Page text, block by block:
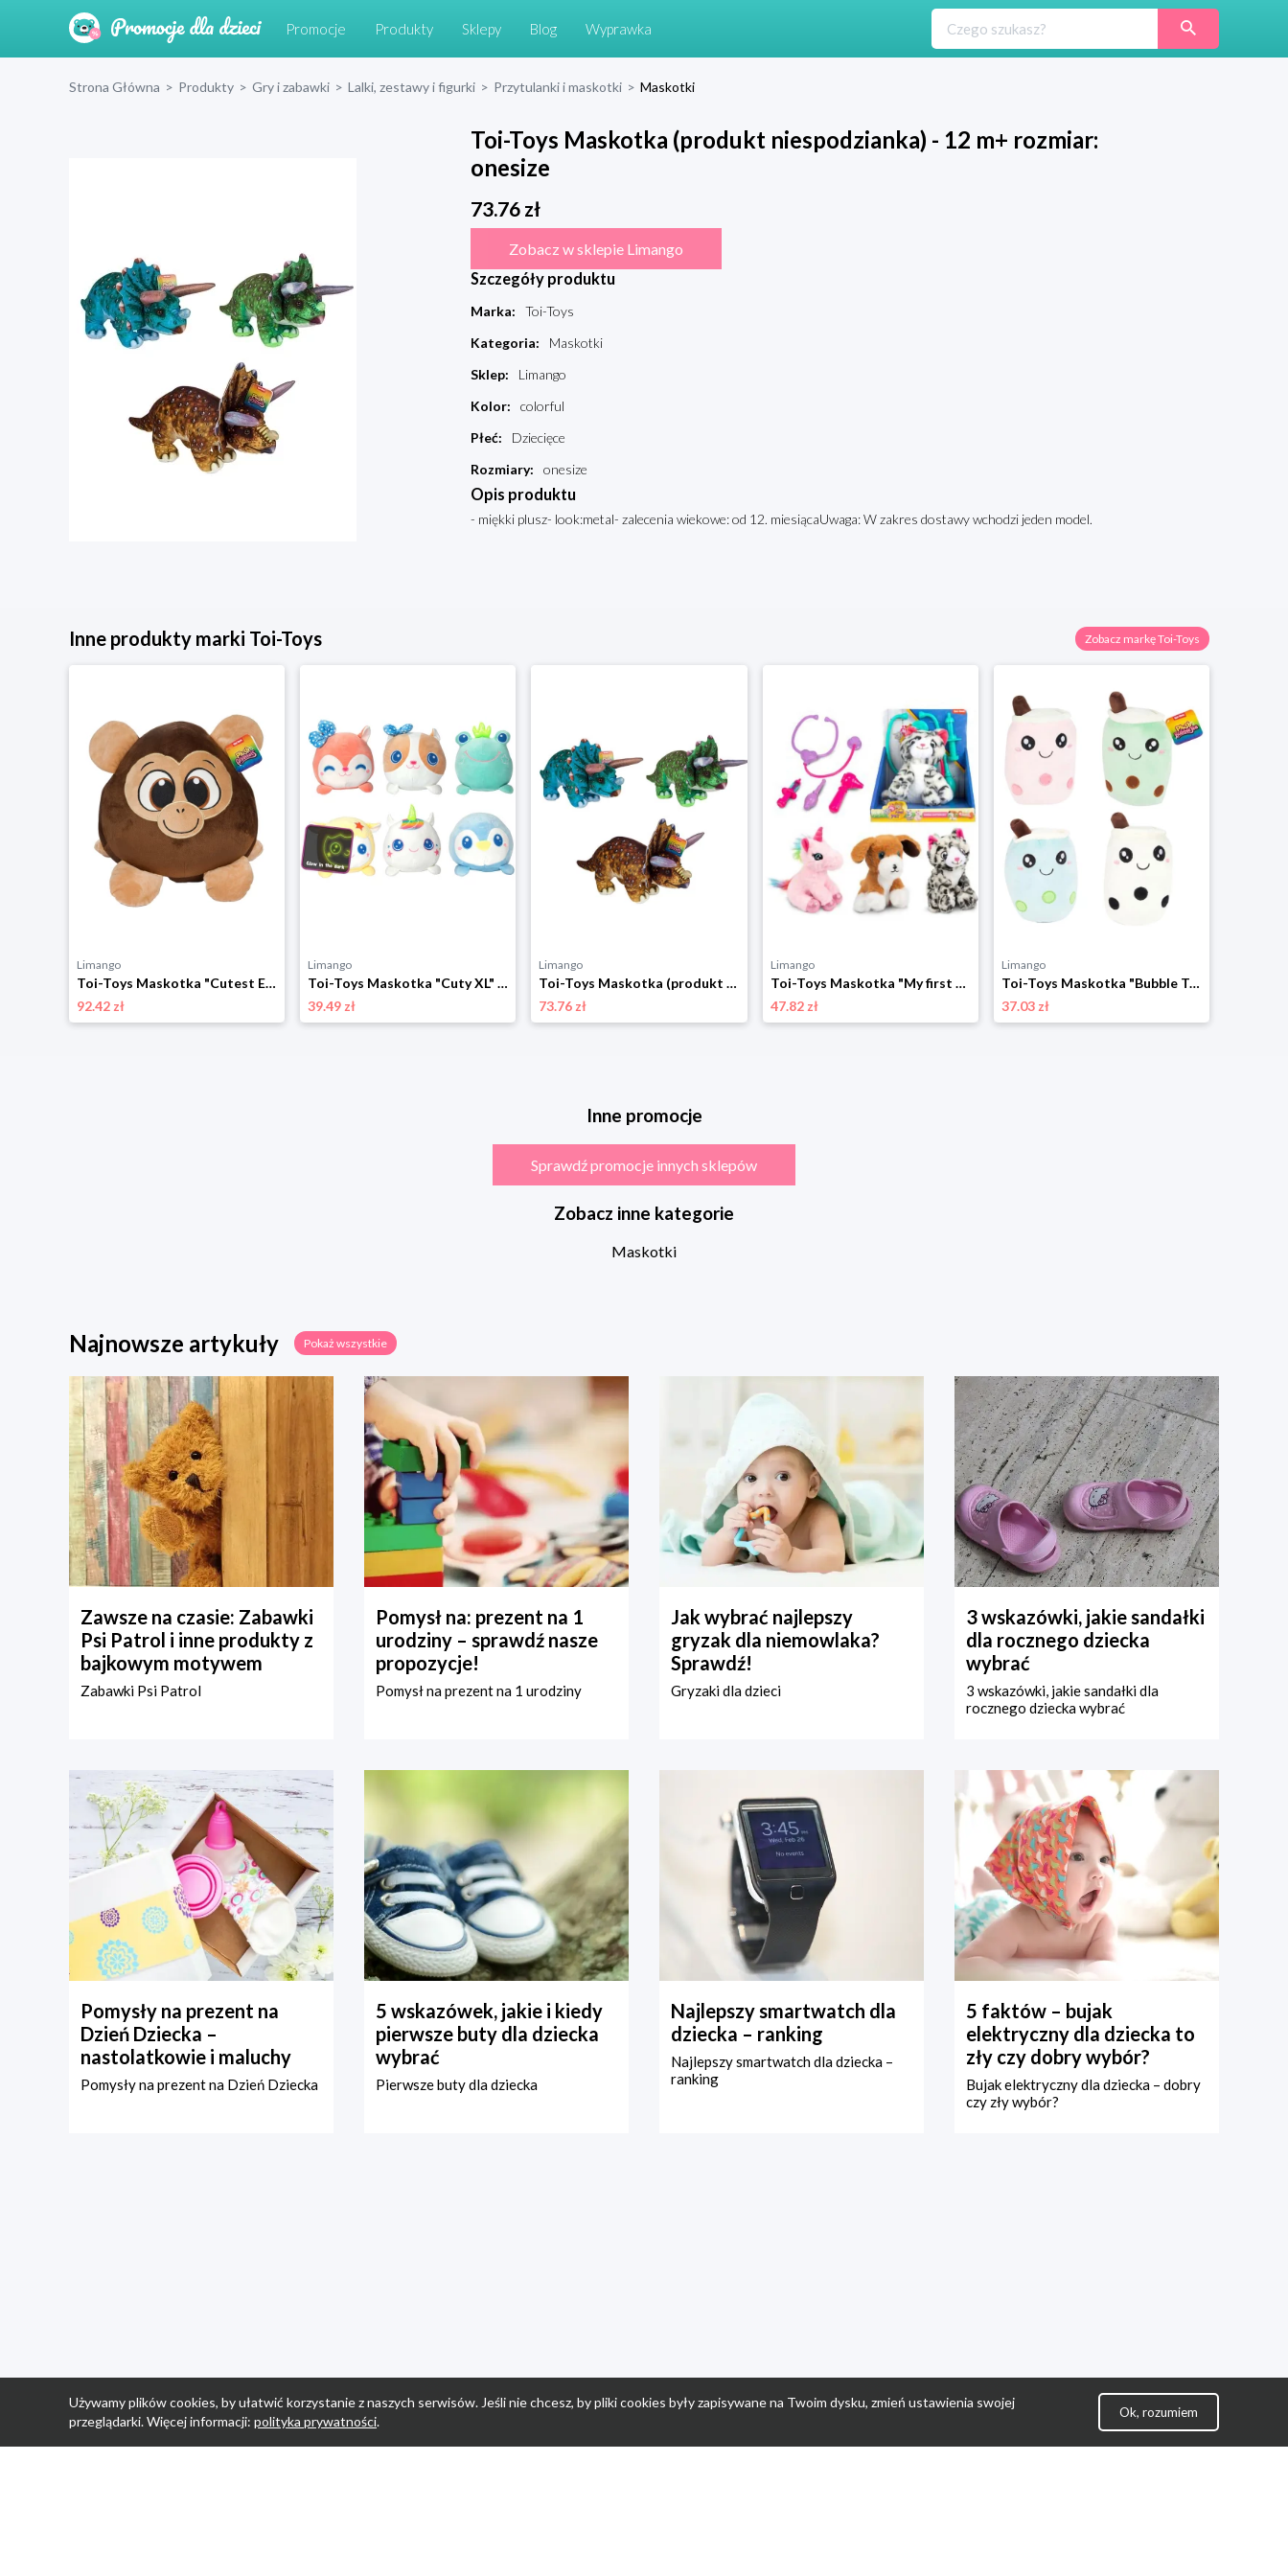
Promocje Produkty Sklepy Blog Wyprawka
Strona Główna > Produkty > Gry i zabawki > Lalki, zestawy i figurki > Przytulanki i maskotki > Maskotki
Toi-Toys Maskotka (produkt niespodzianka) - 12 m+ rozmiar:
onesize
73.76zł
Zobacz w sklepie Limango
Szczegóły produktu
Marka:
Toi-Toys
Kategoria:
Maskotki
Sklep:
Limango
Kolor:
colorful
Płeć:
Dziecięce
Rozmiary: onesize
Opis produktu
- miękki plusz- look:metal- zalecenia wiekowe: od 12. miesiącaUwaga: W zakres dostawy wchodzi jeden model.
Inne produkty marki Toi-Toys Zobacz markę Toi-Toys
Limango
Toi-Toys Maskotka "Cutest Eyes Monkey" - 0+ rozmiar: onesize
92.42 zł
Limango
Toi-Toys Maskotka "Cuty XL" (produkt niespodzianka) - 2+ rozmiar: onesize
39.49 zł
Limango
Toi-Toys Maskotka (produkt niespodzianka) - 12 m+ rozmiar: onesize
73.76 zł
Limango
Toi-Toys Maskotka "My first Pet" - 3+ (produkt niespodzianka) rozmiar: onesize
47.82 zł
Limango
Toi-Toys Maskotka "Bubble Tea" (produkt niespodzianka) - 18 m+ rozmiar: onesize
37.03 zł
Inne promocje
Sprawdź promocje innych sklepów
Zobacz inne kategorie
Maskotki
Najnowsze artykuły Pokaż wszystkie
Zawsze na czasie: Zabawki
Psi Patrol i inne produkty z
bajkowym motywem
Zabawki Psi Patrol
Pomysł na: prezent na 1
urodziny – sprawdź nasze
propozycje!
Pomysł na prezent na 1 urodziny
Jak wybrać najlepszy
gryzak dla niemowlaka?
Sprawdź!
Gryzaki dla dzieci
3 wskazówki, jakie sandałki
dla rocznego dziecka
wybrać
3 wskazówki, jakie sandałki dla
rocznego dziecka wybrać
Pomysły na prezent na
Dzień Dziecka –
nastolatkowie i maluchy
Pomysły na prezent na Dzień Dziecka
5 wskazówek, jakie i kiedy
pierwsze buty dla dziecka
wybrać
Pierwsze buty dla dziecka
Najlepszy smartwatch dla
dziecka – ranking
Najlepszy smartwatch dla dziecka –
ranking
5 faktów – bujak
elektryczny dla dziecka to
zły czy dobry wybór?
Bujak elektryczny dla dziecka – dobry
czy zły wybór?
Używamy plików cookies, by ułatwić korzystanie z naszych serwisów. Jeśli nie chcesz, by pliki cookies były zapisywane na Twoim dysku, zmień ustawienia swojej
przeglądarki. Więcej informacji: polityka prywatności.
Ok, rozumiem